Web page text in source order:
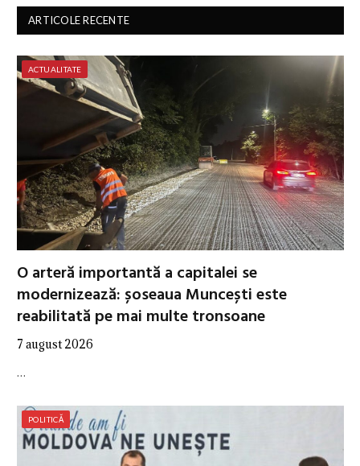
ARTICOLE RECENTE
ACTUALITATE
O arteră importantă a capitalei se
modernizează: șoseaua Muncești este
reabilitată pe mai multe tronsoane
7 august 2026
…
POLITICĂ